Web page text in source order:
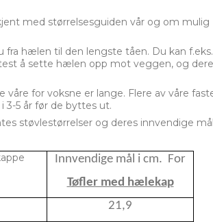
med størrelsesguiden vår og om mulig
fra hælen til den lengste tåen. Du kan f.eks.
å sette hælen opp mot veggen, og
våre for voksne er lange. Flere av våre
3-5 år før de byttes ut.
støvlestørrelser og deres innvendige
Innvendige mål i cm. For
Tøfler med hælekap
21,9